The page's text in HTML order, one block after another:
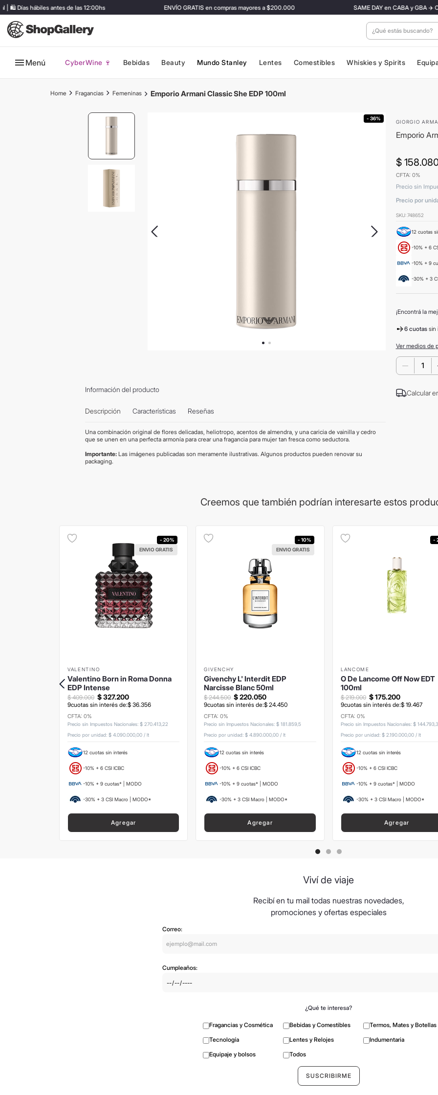
Días hábiles antes de las 12:00hs ENVÍO GRATIS en compras mayores a $200.000 SAME DAY en CABA y GBA ✈️
¿Qué estás
Menú CyberWine 🍷 Bebidas Beauty Mundo Stanley Lentes Comestibles Whiskies y Spirits
Fragancias Femeninas Emporio Armani Classic She EDP 100ml
- 36%
Información del producto
Descripción Características Reseñas
Una combinación original de flores delicadas, heliotropo, acentos de almendra, y una caricia de vainilla y cedro
que se unen en una perfecta armonía para crear una fragancia para mujer tan fresca como seductora.
Importante: Las imágenes publicadas son meramente ilustrativas. Algunos productos pueden renovar su
packaging.
GIORGIO
Emporio
$ 158.
CFTA: 0%
Precio sin
Precio por
SKU:748652
12 cuotas
-10% + 6
-10% + 9
-30% + 3
¡Encontrá la
6 cuotas sin
Ver medios de
－
Calcular
Creemos que también podrían interesarte estos
- 20%
ENVIO GRATIS
VALENTINO
Valentino Born in Roma Donna
EDP Intense
$327.200
$ 409.000
9cuotas sin interés de:$ 36.356
CFTA: 0%
Precio sin Impuestos Nacionales: $ 270.413,22
Precio por unidad: $ 4.090.000,00/ lt
12 cuotas sin interés
-10% + 6 CSI ICBC
-10% + 9 cuotas* | MODO
-30% + 3 CSI Macro | MODO*
Agregar
- 10%
ENVIO GRATIS
GIVENCHY
Givenchy L' Interdit EDP
Narcisse Blanc 50ml
$ 220.050
$ 244.500
9cuotas sin interés de:$ 24.450
CFTA: 0%
Precio sin Impuestos Nacionales:$ 181 .859,5
Precio por unidad:$ 4.890.000,00 /lt
12 cuotas sin interés
-10% + 6 CSI ICBC
-10% + 9 cuotas* | MODO
-30% + 3 CSI Macro | MODO*
Agregar
-
LANCOME
O De Lancome Off Now EDT
100ml
$175.200
$ 219.000
9cuotas sin interés de:$ 19.467
CFTA: 0%
Precio sin Impuestos Nacionales: $ 144.793,
Precio por unidad: $ 2.190.000,00/ lt
12 cuotas sin interés
-10% + 6 CSI ICBC
-10% + 9 cuotas* | MODO
-30% + 3 CSI Macro | MODO*
Agregar
Viví de viaje
Recibí en tu mail todas nuestras novedades,
promociones y ofertas especiales
Correo:
Cumpleaños:
¿Qué te interesa?
Fragancias y Cosmética Bebidas y Comestibles
Termos, Mates y Botellas
Tecnología
Lentes y Relojes
Indumentaria
Equipaje y bolsos
Todos